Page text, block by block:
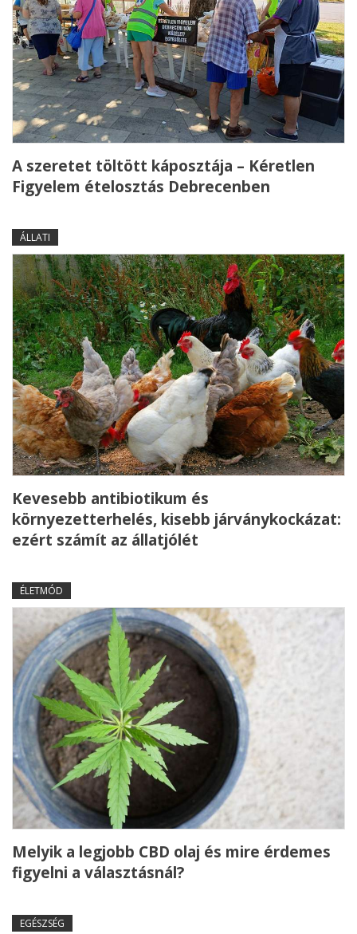
A szeretet töltött káposztája – Kéretlen
Figyelem ételosztás Debrecenben
ÁLLATI
Kevesebb antibiotikum és
környezetterhelés, kisebb járványkockázat:
ezért számít az állatjólét
ÉLETMÓD
Melyik a legjobb CBD olaj és mire érdemes
figyelni a választásnál?
EGÉSZSÉG